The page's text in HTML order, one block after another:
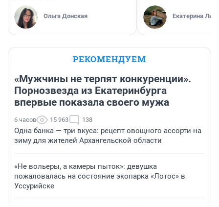
Ольга Донская Екатерина
РЕКОМЕНДУЕМ
«Мужчины не терпят конкуренции».
Порнозвезда из Екатеринбурга
впервые показала своего мужа
6 часов 15 963 138
Одна банка — три вкуса: рецепт овощного ассорти на
зиму для жителей Архангельской области
«Не вольеры, а камеры пыток»: девушка
пожаловалась на состояние экопарка «Лотос» в
Уссурийске